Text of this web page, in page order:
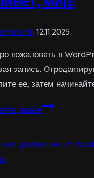
12.11.2025
пожаловать в
запись.
ее, затем
далееПривет,